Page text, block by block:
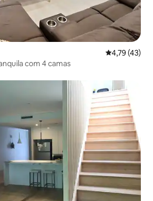
4,79 de uma
4,79 (43)
com 4 camas